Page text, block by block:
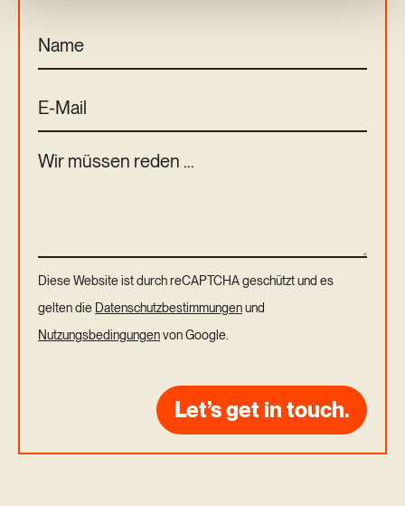
Diese Website ist durch reCAPTCHA geschützt und es
gelten die Datenschutzbestimmungenund
Nutzungsbedingungenvon Google.
Let’s get in touch.